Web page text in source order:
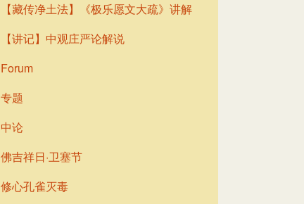
【藏传净土法】《极乐愿文大疏》讲解
【讲记】中观庄严论解说
Forum
专题
中论
佛吉祥日·卫塞节
修心孔雀灭毒